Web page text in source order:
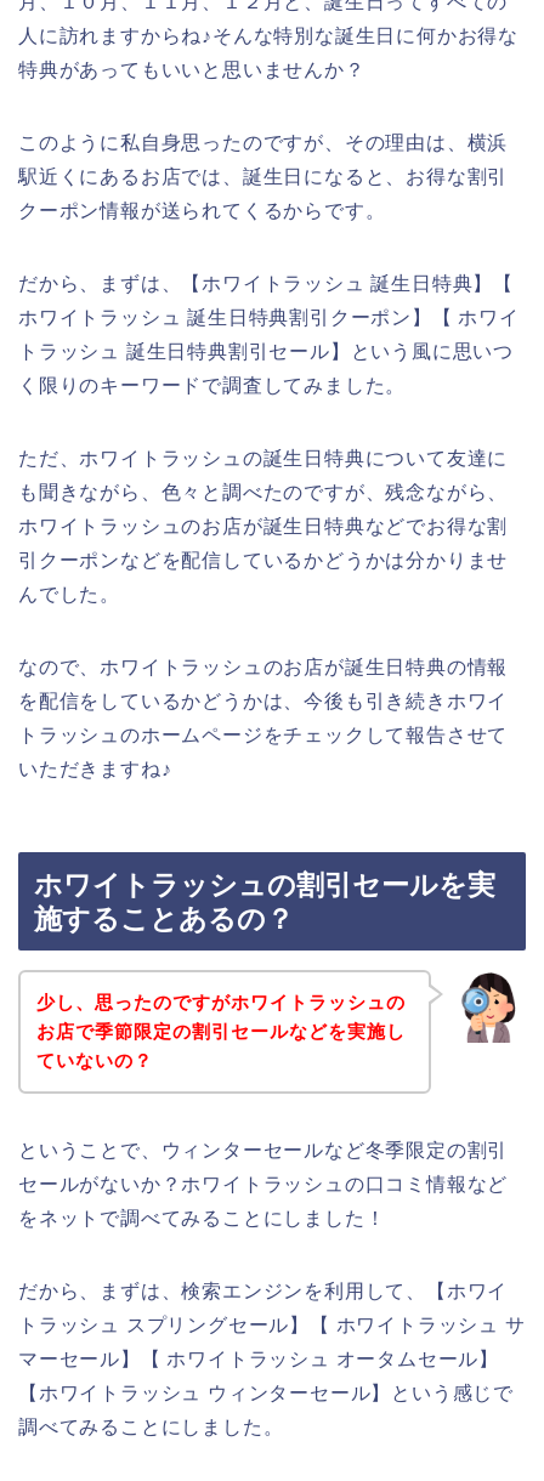
人に訪れますからね♪そんな特別な誕生日に何かお得な
特典があってもいいと思いませんか？
このように私自身思ったのですが、その理由は、横浜
駅近くにあるお店では、誕生日になると、お得な割引
クーポン情報が送られてくるからです。
だから、まずは、【ホワイトラッシュ 誕生日特典】【
ホワイトラッシュ 誕生日特典割引クーポン】【 ホワイ
トラッシュ 誕生日特典割引セール】という風に思いつ
く限りのキーワードで調査してみました。
ただ、ホワイトラッシュの誕生日特典について友達に
も聞きながら、色々と調べたのですが、残念ながら、
ホワイトラッシュのお店が誕生日特典などでお得な割
引クーポンなどを配信しているかどうかは分かりませ
んでした。
なので、ホワイトラッシュのお店が誕生日特典の情報
を配信をしているかどうかは、今後も引き続きホワイ
トラッシュのホームページをチェックして報告させて
いただきますね♪
ホワイトラッシュの割引セールを実
施することあるの？
少し、思ったのですがホワイトラッシュの
お店で季節限定の割引セールなどを実施し
ていないの？
ということで、ウィンターセールなど冬季限定の割引
セールがないか？ホワイトラッシュの口コミ情報など
をネットで調べてみることにしました！
だから、まずは、検索エンジンを利用して、【ホワイ
トラッシュ スプリングセール】【 ホワイトラッシュ サ
マーセール】【 ホワイトラッシュ オータムセール】
【ホワイトラッシュ ウィンターセール】という感じで
調べてみることにしました。